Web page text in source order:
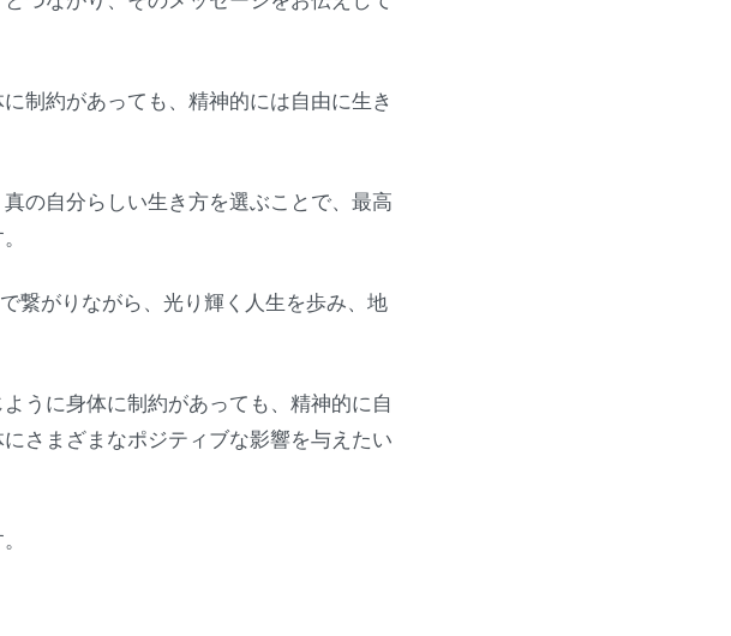
制約があっても、精神的には自由に生き
の自分らしい生き方を選ぶことで、最高
繋がりながら、光り輝く人生を歩み、地
うに身体に制約があっても、精神的に自
さまざまなポジティブな影響を与えたい